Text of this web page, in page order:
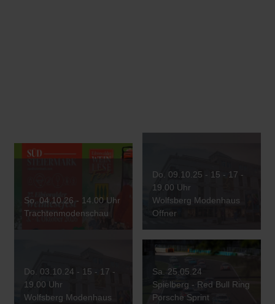
So. 04.10.26 - 14.00 Uhr
Trachtenmodenschau
Do. 09.10.25 - 15 - 17 -
19.00 Uhr
Wolfsberg Modenhaus
Offner
Do. 03.10.24 - 15 - 17 -
19.00 Uhr
Wolfsberg Modenhaus
Sa. 25.05.24
Spielberg - Red Bull Ring
Porsche Sprint